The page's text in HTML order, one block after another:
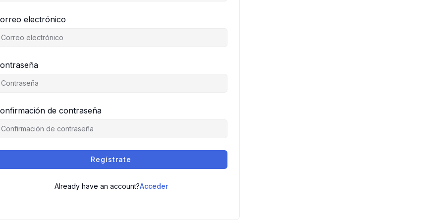
electrónico
de contraseña
Regístrate
Already have an account?Acceder